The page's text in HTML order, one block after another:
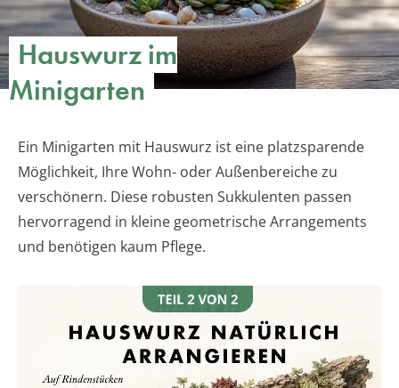
Hauswurz im
Minigarten
Ein Minigarten mit Hauswurz ist eine platzsparende
Möglichkeit, Ihre Wohn- oder Außenbereiche zu
verschönern. Diese robusten Sukkulenten passen
hervorragend in kleine geometrische Arrangements
und benötigen kaum Pflege.